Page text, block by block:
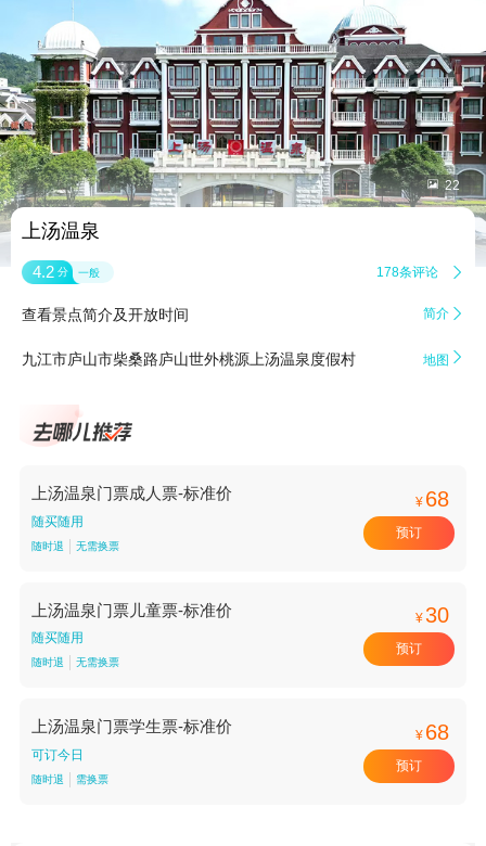
 22
上汤温泉
4.2 分 一般 178条评论 
查看景点简介及开放时间 简介 
九江市庐山市柴桑路庐山世外桃源上汤温泉度假村 地图 
上汤温泉门票成人票-标准价
随买随用
随时退 无需换票
¥ 68
预订
上汤温泉门票儿童票-标准价
随买随用
随时退 无需换票
¥30
预订
上汤温泉门票学生票-标准价
可订今日
随时退 需换票
¥ 68
预订